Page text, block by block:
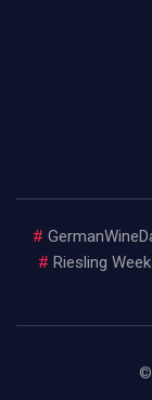
#
# Riesling
©